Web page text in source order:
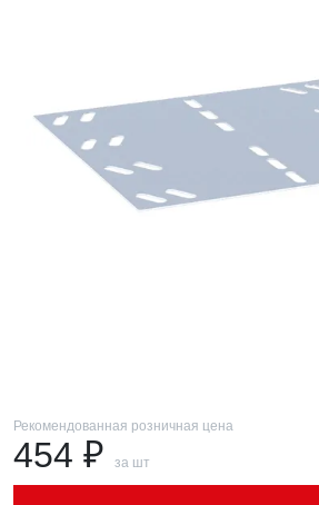
Рекомендованная розничная цена
454 ₽ за шт